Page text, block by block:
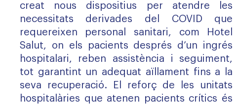
creat nous dispositius per atendre les
necessitats derivades del COVID que
requereixen personal sanitari, com Hotel
Salut, on els pacients després d’un ingrés
hospitalari, reben assistència i seguiment,
tot garantint un adequat aïllament fins a la
seva recuperació. El reforç de les unitats
hospitalàries que atenen pacients crítics és